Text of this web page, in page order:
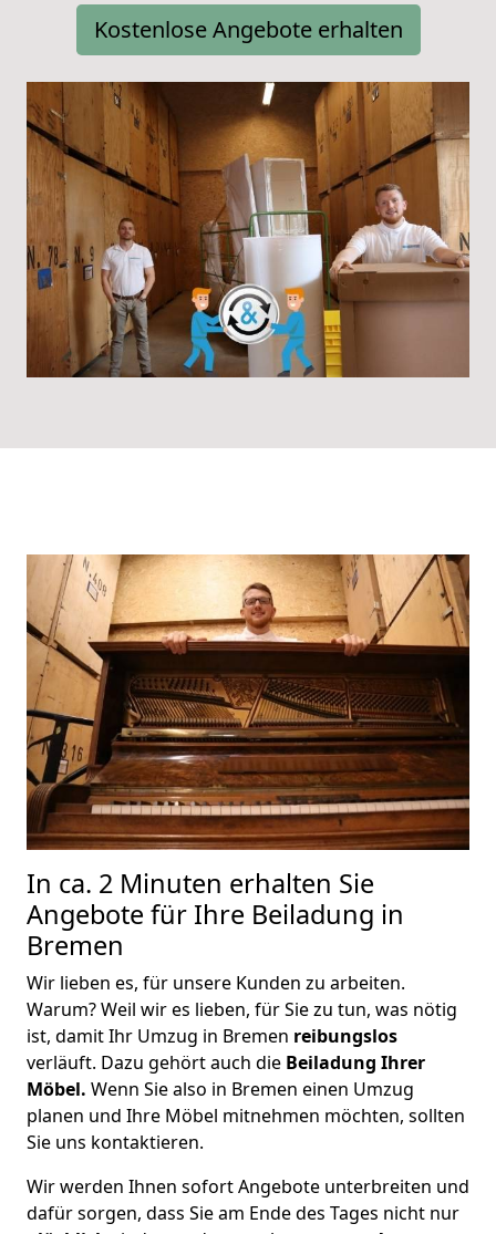
Kostenlose Angebote erhalten
In ca. 2 Minuten erhalten Sie
Angebote für Ihre Beiladung in
Bremen
Wir lieben es, für unsere Kunden zu arbeiten.
Warum? Weil wir es lieben, für Sie zu tun, was nötig
ist, damit Ihr Umzug in Bremen reibungslos
verläuft. Dazu gehört auch die Beiladung Ihrer
Möbel. Wenn Sie also in Bremen einen Umzug
planen und Ihre Möbel mitnehmen möchten, sollten
Sie uns kontaktieren.
Wir werden Ihnen sofort Angebote unterbreiten und
dafür sorgen, dass Sie am Ende des Tages nicht nur